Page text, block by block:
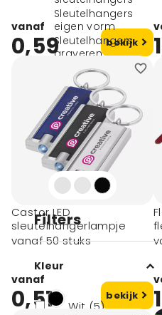
Sleutelhangers
eigen vorm
Sleutelhangers
graveren
Sleutelhanger huis
Sleutelhangers met
foto
Sleutelhangers
met lampje
Overige
sleutelhangers
Alle sleutelhangers
Aanstekers
Filters
Kleur
Wit (5)
vanaf
0,59 bekijk
Castor LED
sleutelhangerlampje
vanaf 50 stuks
vanaf
0,51 bekijk